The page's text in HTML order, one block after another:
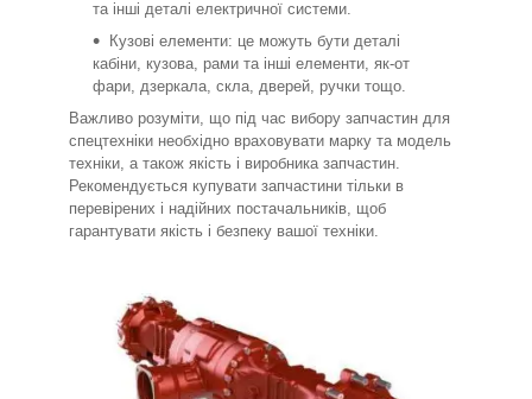
та інші деталі електричної системи.
Кузові елементи: це можуть бути деталі
кабіни, кузова, рами та інші елементи, як-от
фари, дзеркала, скла, дверей, ручки тощо.
Важливо розуміти, що під час вибору запчастин для
спецтехніки необхідно враховувати марку та модель
техніки, а також якість і виробника запчастин.
Рекомендується купувати запчастини тільки в
перевірених і надійних постачальників, щоб
гарантувати якість і безпеку вашої техніки.